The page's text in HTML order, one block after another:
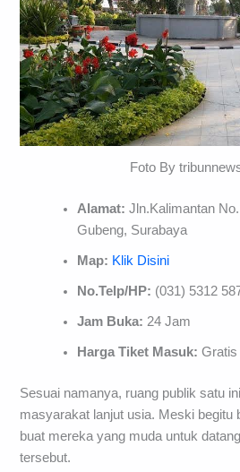
Foto By
Alamat: Jln.Kalimantan
Gubeng, Surabaya
Map: Klik Disini
No.Telp/HP: (031) 5312
Jam Buka: 24 Jam
Harga Tiket Masuk: Gratis
Sesuai namanya, ruang publik satu
masyarakat lanjut usia. Meski begitu
buat mereka yang muda untuk
tersebut.